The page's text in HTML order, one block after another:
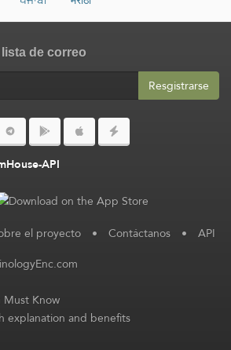
de correo
Resgistrarse
API
el proyecto • Contáctanos • API
Know
explanation and benefits